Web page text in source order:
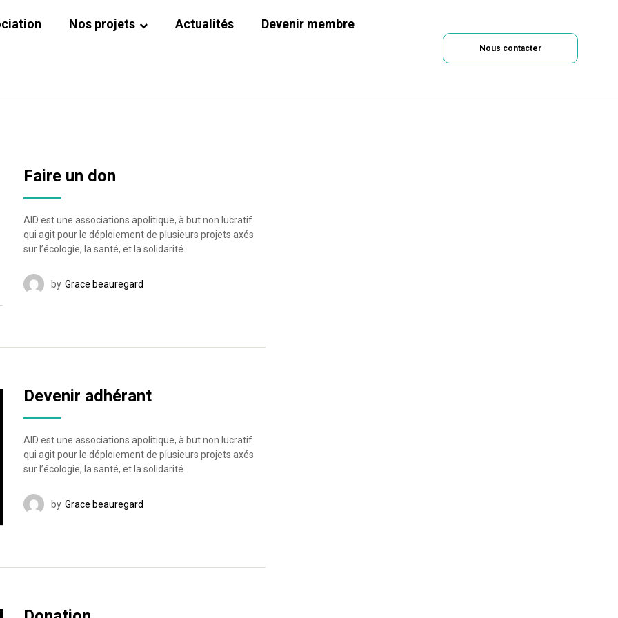
Nos projets Actualités Devenir membre
Nous contacter
Faire un don
AID est une associations apolitique, à but non lucratif
qui agit pour le déploiement de plusieurs projets axés
sur l’écologie, la santé, et la solidarité.
by Grace beauregard
Devenir adhérant
AID est une associations apolitique, à but non lucratif
qui agit pour le déploiement de plusieurs projets axés
sur l’écologie, la santé, et la solidarité.
by Grace beauregard